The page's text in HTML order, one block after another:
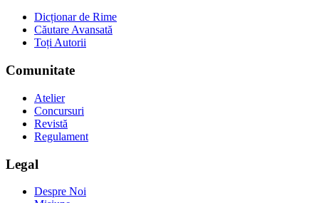
Dicționar de Rime
Căutare Avansată
Toți Autorii
Comunitate
Atelier
Concursuri
Revistă
Regulament
Legal
Despre Noi